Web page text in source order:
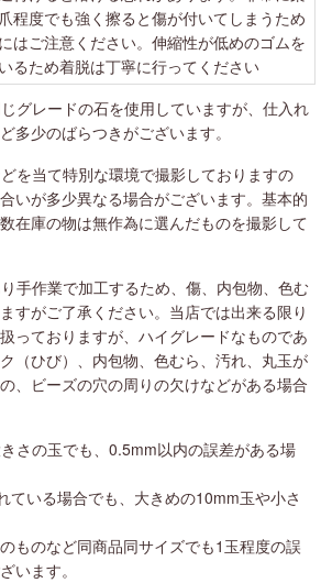
程度でも強く擦ると傷が付いてしまうため
はご注意ください。伸縮性が低めのゴムを
るため着脱は丁寧に行ってください
グレードの石を使用していますが、仕入れ
多少のばらつきがございます。
を当て特別な環境で撮影しておりますの
いが多少異なる場合がございます。基本的
在庫の物は無作為に選んだものを撮影して
手作業で加工するため、傷、内包物、色む
すがご了承ください。当店では出来る限り
っておりますが、ハイグレードなものであ
（ひび）、内包物、色むら、汚れ、丸玉が
、ビーズの穴の周りの欠けなどがある場合
さの玉でも、0.5mm以内の誤差がある場
ている場合でも、大きめの10mm玉や小さ
ものなど同商品同サイズでも1玉程度の誤
います。